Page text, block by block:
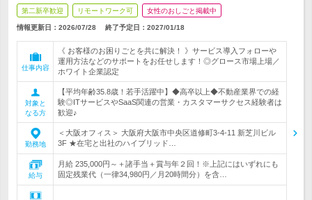
第二新卒歓迎 リモートワーク可 女性のおしごと掲載中
情報更新日：2026/07/28 終了予定日： 2027/01/18
仕事内容
《 お客様のお困りごとを共に解決！ 》サービス導入フォローや
運用方法などのサポートをお任せします！◎グロース市場上場／
ホワイト企業認定
対象と
なる方
【平均年齢35.8歳！若手活躍中】◆高卒以上◆不動産業界での経
験◎ITサービスやSaaS関連の営業・カスタマーサクセス経験者は
歓迎♪
勤務地
＜大阪オフィス＞ 大阪府大阪市中央区道修町3-4-11 新芝川ビル
3F ★在宅と出社のハイブリッド…
給与
月給 235,000円～＋諸手当＋賞与年２回！※上記にはいずれにも
固定残業代（一律34,980円／月20時間分）を含…